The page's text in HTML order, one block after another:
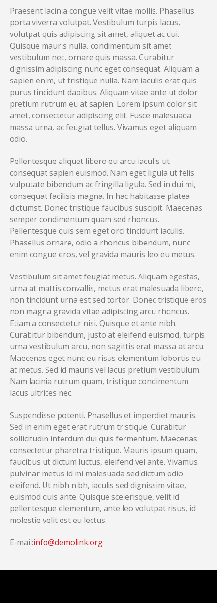
Praesent lacinia congue velit vitae mollis. Phasellus
porta viverra volutpat. Vestibulum turpis lacus,
volutpat quis adipiscing sit amet, aliquet ac dui.
Quisque mauris nulla, condimentum sit amet
vestibulum nec, ornare quis massa. Curabitur
dignissim adipiscing nunc eget consequat. Aliquam a
sapien enim, ut tristique nulla. Nam iaculis erat quis
purus tincidunt dapibus. Aliquam vitae ante ut dolor
pretium rutrum eu at sapien. Lorem ipsum dolor sit
amet, consectetur adipiscing elit. Fusce malesuada
massa urna, ac feugiat tellus. Vivamus eget aliquam
odio.
Pellentesque aliquet libero eu arcu iaculis ut
consequat sapien euismod. Nam eget ligula ut felis
vulputate bibendum ac fringilla ligula. Sed in dui mi,
consequat facilisis magna. In hac habitasse platea
dictumst. Donec tristique faucibus suscipit. Maecenas
semper condimentum quam sed rhoncus.
Pellentesque quis sem eget orci tincidunt iaculis.
Phasellus ornare, odio a rhoncus bibendum, nunc
enim congue eros, vel gravida mauris leo eu metus.
Vestibulum sit amet feugiat metus. Aliquam egestas,
urna at mattis convallis, metus erat malesuada libero,
non tincidunt urna est sed tortor. Donec tristique eros
non magna gravida vitae adipiscing arcu rhoncus.
Etiam a consectetur nisi. Quisque et ante nibh.
Curabitur bibendum, justo at eleifend euismod, turpis
urna vestibulum arcu, non sagittis erat massa at arcu.
Maecenas eget nunc eu risus elementum lobortis eu
at metus. Sed id mauris vel lacus pretium vestibulum.
Nam lacinia rutrum quam, tristique condimentum
lacus ultrices nec.
Suspendisse potenti. Phasellus et imperdiet mauris.
Sed in enim eget erat rutrum tristique. Curabitur
sollicitudin interdum dui quis fermentum. Maecenas
consectetur pharetra tristique. Mauris ipsum quam,
faucibus ut dictum luctus, eleifend vel ante. Vivamus
pulvinar metus id mi malesuada sed dictum odio
eleifend. Ut nibh nibh, iaculis sed dignissim vitae,
euismod quis ante. Quisque scelerisque, velit id
pellentesque elementum, ante leo volutpat risus, id
molestie velit est eu lectus.
E-mail:info@demolink.org